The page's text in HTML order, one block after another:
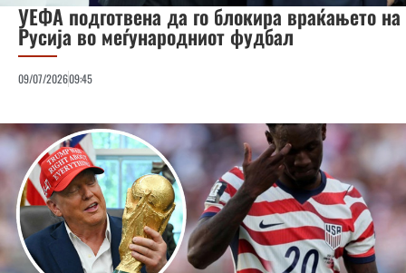
УЕФА подготвена да го блокира враќањето на
Русија во меѓународниот фудбал
09/07/202609:45